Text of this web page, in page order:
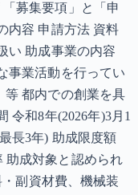
募集要項」と「申
内容 申請方法 資料
い 助成事業の内容
事業活動を行ってい
等 都内での創業を具
令和8年(2026年)3月1
長3年) 助成限度額
助成対象と認められ
副資材費、機械装